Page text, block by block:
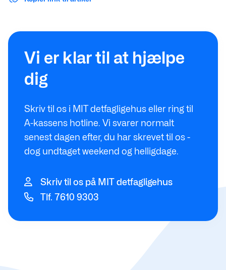
Vi er klar til at hjælpe
dig
Skriv til os i MIT detfagligehus eller ring til
A-kassens hotline. Vi svarer normalt
senest dagen efter, du har skrevet til os -
dog undtaget weekend og helligdage.
Skriv til os på MIT detfagligehus
Tlf. 7610 9303